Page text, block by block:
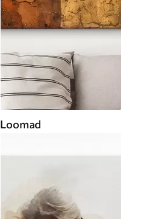
Loomad